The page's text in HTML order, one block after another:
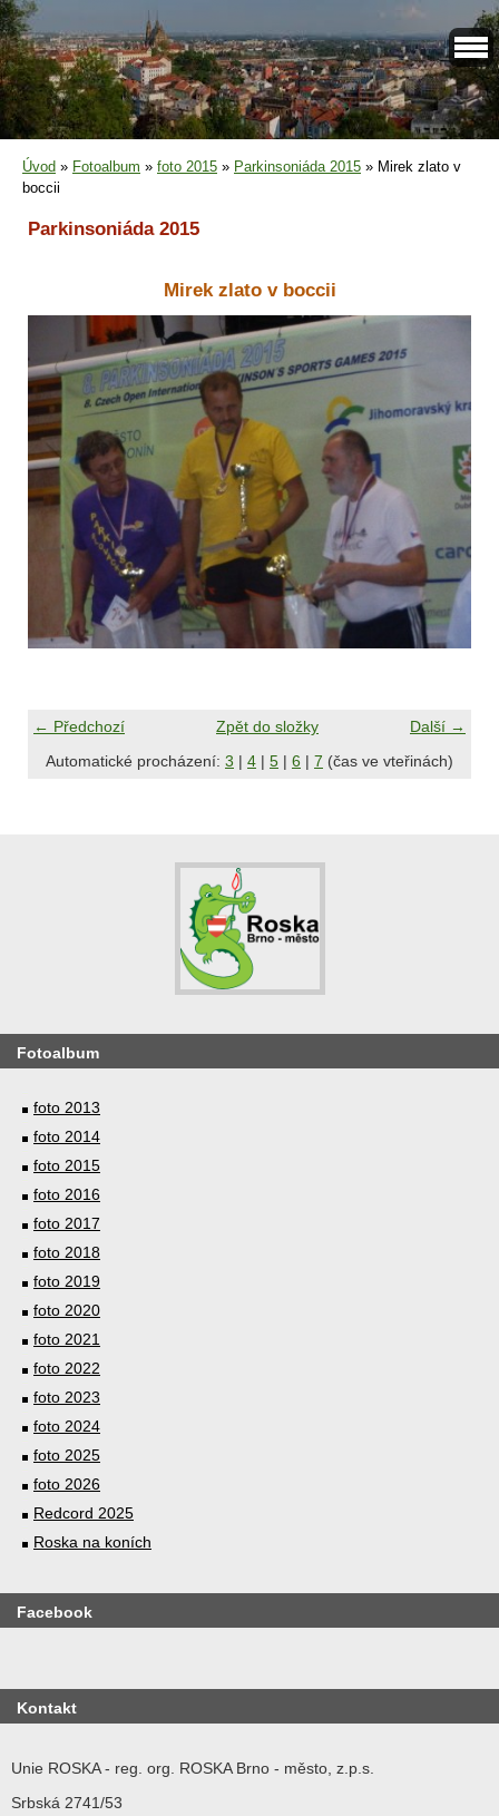
Úvod » Fotoalbum » foto 2015 » Parkinsoniáda 2015 » Mirek zlato v
boccii
Parkinsoniáda 2015
Mirek zlato v boccii
← Předchozí Další →
Zpět do složky
Automatické procházení: 3 | 4 | 5 | 6 | 7 (čas ve vteřinách)
Fotoalbum
foto 2013
foto 2014
foto 2015
foto 2016
foto 2017
foto 2018
foto 2019
foto 2020
foto 2021
foto 2022
foto 2023
foto 2024
foto 2025
foto 2026
Redcord 2025
Roska na koních
Facebook
Kontakt
Unie ROSKA - reg. org. ROSKA Brno - město, z.p.s.
Srbská 2741/53